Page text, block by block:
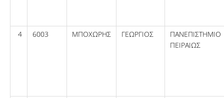
4 6003 ΜΠΟΧΩΡΗΣ ΓΕΩΡΓΙΟΣ
ΠΑΝΕΠΙΣΤΗΜΙΟ
ΠΕΙΡΑΙΩΣ